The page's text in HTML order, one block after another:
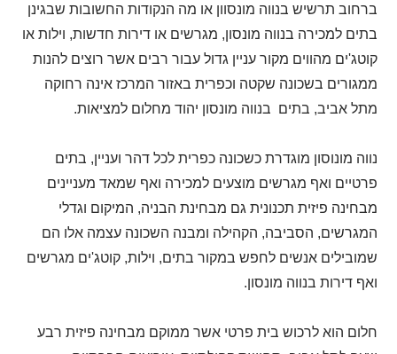
ברחוב תרשיש בנווה מונסוון או מה הנקודות החשובות שבגינן
בתים למכירה בנווה מונסון, מגרשים או דירות חדשות, וילות או
קוטג'ים מהווים מקור עניין גדול עבור רבים אשר רוצים להנות
ממגורים בשכונה שקטה וכפרית באזור המרכז אינה רחוקה
מתל אביב, בתים בנווה מונסון יהוד מחלום למציאות.
נווה מונוסון מוגדרת כשכונה כפרית לכל דהר ועניין, בתים
פרטיים ואף מגרשים מוצעים למכירה ואף שמאד מעניינים
מבחינה פיזית תכנונית גם מבחינת הבניה, המיקום וגדלי
המגרשים, הסביבה, הקהילה ומבנה השכונה עצמה אלו הם
שמובילים אנשים לחפש במקור בתים, וילות, קוטג'ים מגרשים
ואף דירות בנווה מונסון.
חלום הוא לרכוש בית פרטי אשר ממוקם מבחינה פיזית רבע